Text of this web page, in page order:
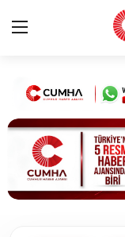
Kurumsal
Cumhurbaşkanlığı
Bakanlıklar